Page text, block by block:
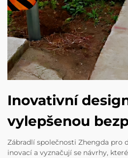
Inovativní
vylepšenou
Zábradlí společnosti Zhengda pro
inovací a vyznačují se návrhy,